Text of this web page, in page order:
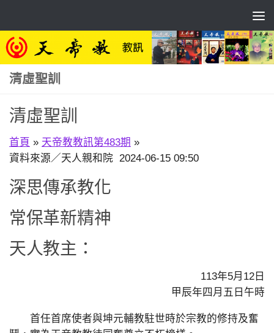
清虛聖訓
清虛聖訓
首頁 » 天帝教教訊第483期 »
資料來源／天人親和院 2024-06-15 09:50
深思傳承教化
常保革新精神
天人教主：
113年5月12日
甲辰年四月五日午時
首任首席使者與坤元輔教駐世時於宗教的修持及奮